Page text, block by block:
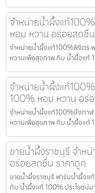
จำหน่ายน้ำผึ้งแท้
หอม หวาน อร่อยสดชื่
จำหน่ายน้ำผึ้งแท้100%พิจิตร
หวานเพื่อสุขภาพ กับ น้ำผึ้งแท้
จำหน่ายน้ำผึ้งแท้
100% หอม หวาน อร่
จำหน่ายน้ำผึ้งแท้100%บึงกา
หวานเพื่อสุขภาพ กับ น้ำผึ้งแท้
ขายน้ำผึ้งราชบุรี จำห
อร่อยสดชื่น ราคาถูก
ขายน้ำผึ้งราชบุรี ฟาร์มน้ำผึ้งแ
กับ น้ำผึ้งแท้ 100% ประโยชน์